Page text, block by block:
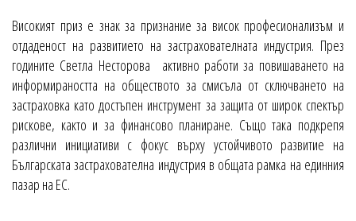
Високият приз е знак за признание за висок професионализъм и
отдаденост на развитието на застрахователната индустрия. През
годините Светла Несторова активно работи за повишаването на
информираността на обществото за смисъла от сключването на
застраховка като достъпен инструмент за защита от широк спектър
рискове, както и за финансово планиране. Също така подкрепя
различни инициативи с фокус върху устойчивото развитие на
Българската застрахователна индустрия в общата рамка на единния
пазар на ЕС.